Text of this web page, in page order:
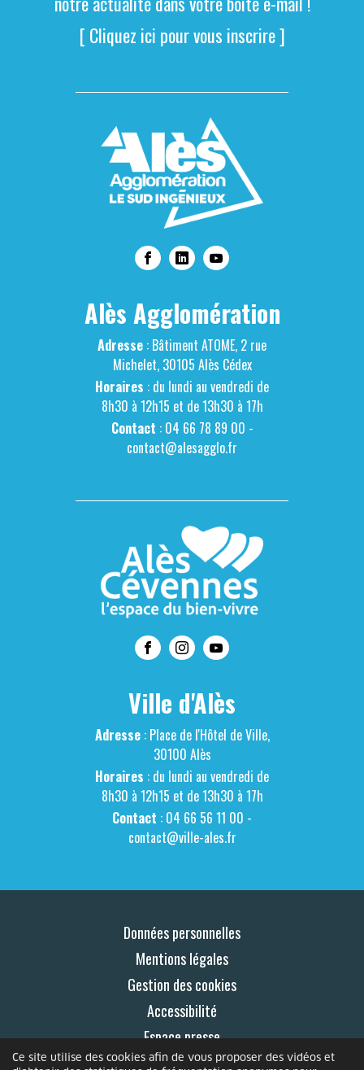
Ce site utilise des cookies afin de vous proposer des vidéos et
[ Cliquez ici pour vous inscrire ]
Alès Agglomération
Adresse : Bâtiment ATOME, 2 rue
Michelet, 30105 Alès Cédex
Horaires : du lundi au vendredi de
8h30 à 12h15 et de 13h30 à 17h
Contact : 04 66 78 89 00 -
contact@alesagglo.fr
Ville d'Alès
Adresse: Place de l'Hôtel de Ville,
30100 Alès
Horaires : du lundi au vendredi de
8h30 à 12h15 et de 13h30 à 17h
Contact : 04 66 56 11 00 -
contact@ville-ales.fr
Données personnelles
Mentions légales
Gestion des cookies
Accessibilité
Espace presse
Contact